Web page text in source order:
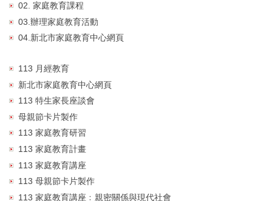
02. 家庭教育課程
03.辦理家庭教育活動
04.新北市家庭教育中心網頁
113 月經教育
新北市家庭教育中心網頁
113 特生家長座談會
母親節卡片製作
113 家庭教育研習
113 家庭教育計畫
113 家庭教育講座
113 母親節卡片製作
113 家庭教育講座﹕親密關係與現代社會